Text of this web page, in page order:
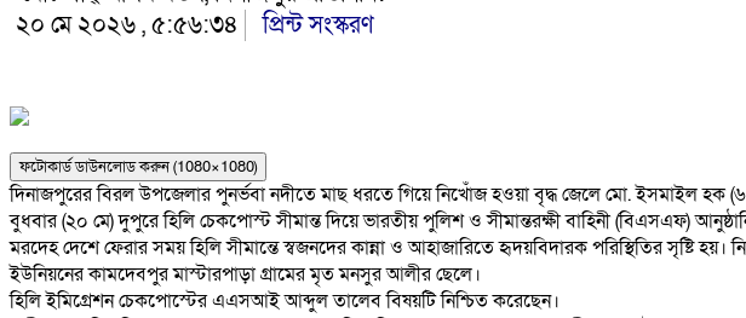
২০ মে ২০২৬ , ৫:৫৬:৩৪
প্রিন্ট সংস্করণ
ফটোকার্ড ডাউনলোড করুন (1080×1080)
দিনাজপুরের বিরল উপজেলার পুনর্ভবা নদীতে মাছ ধরতে গিয়ে নিখোঁজ হওয়া বৃদ্ধ জেলে মো. ইসমাইল হক
বুধবার (২০ মে) দুপুরে হিলি চেকপোস্ট সীমান্ত দিয়ে ভারতীয় পুলিশ ও সীমান্তরক্ষী বাহিনী (বিএসএফ)
মরদেহ দেশে ফেরার সময় হিলি সীমান্তে স্বজনদের কান্না ও আহাজারিতে হৃদয়বিদারক পরিস্থিতির সৃষ্টি
ইউনিয়নের কামদেবপুর মাস্টারপাড়া গ্রামের মৃত মনসুর আলীর ছেলে।
হিলি ইমিগ্রেশন চেকপোস্টের এএসআই আব্দুল তালেব বিষয়টি নিশ্চিত করেছেন।